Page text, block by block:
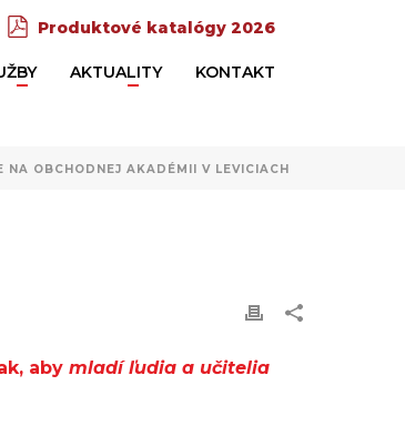
Produktové katalógy 2026
AKTUALITY KONTAKT
NA OBCHODNEJ AKADÉMII V LEVICIACH
aby mladí ľudia a učitelia